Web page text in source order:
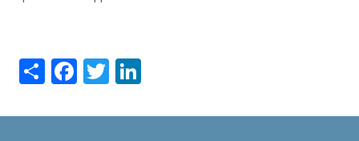
ShareFacebook
Twitter